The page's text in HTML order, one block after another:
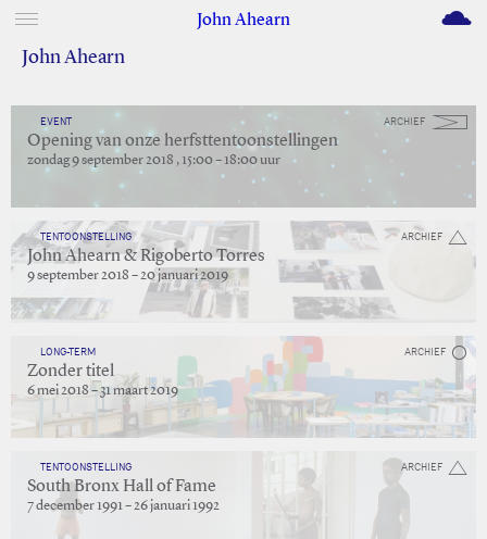
John Ahearn M
John Ahearn
ARCHIEF
EVENT
Opening van onze herfsttentoonstellingen
zondag 9 september 2018 , 15:00 – 18:00 uur
ARCHIEF
TENTOONSTELLING
John Ahearn & Rigoberto Torres
9 september 2018 – 20 januari 2019
ARCHIEF
LONG-TERM
Zonder titel
6 mei 2018 – 31 maart 2019
ARCHIEF
TENTOONSTELLING
South Bronx Hall of Fame
7 december 1991 – 26 januari 1992